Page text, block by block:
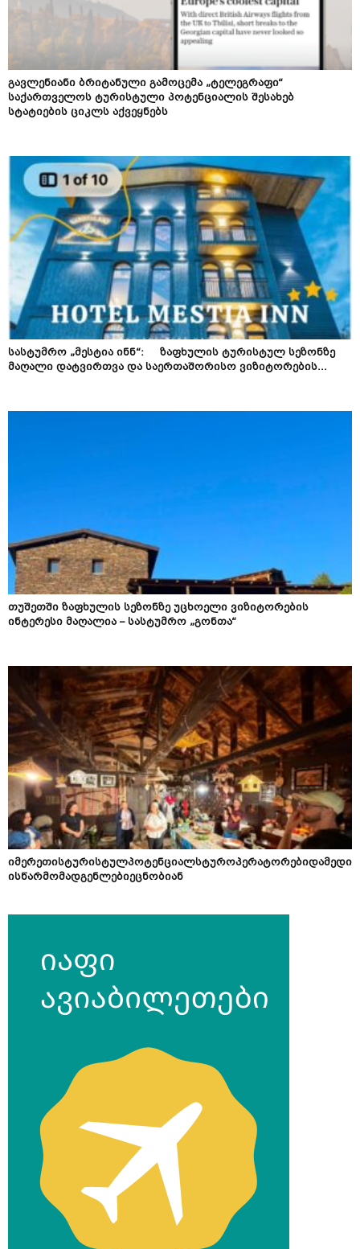
გავლენიანი ბრიტანული გამოცემა „ტელეგრაფი“
საქართველოს ტურისტული პოტენციალის შესახებ
სტატიების ციკლს აქვეყნებს
სასტუმრო „მესტია ინნ“: ზაფხულის ტურისტულ სეზონზე
მაღალი დატვირთვა და საერთაშორისო ვიზიტორების...
თუშეთში ზაფხულის სეზონზე უცხოელი ვიზიტორების
ინტერესი მაღალია – სასტუმრო „გონთა“
იმერეთისტურისტულპოტენციალსტუროპერატორებიდამედი
ისწარმომადგენლებიეცნობიან